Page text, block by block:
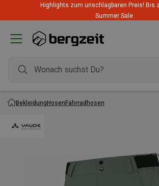
Highlights zum unschlagbaren Preis! Bis
Summer Sale
BekleidungHosenFahrradhosen